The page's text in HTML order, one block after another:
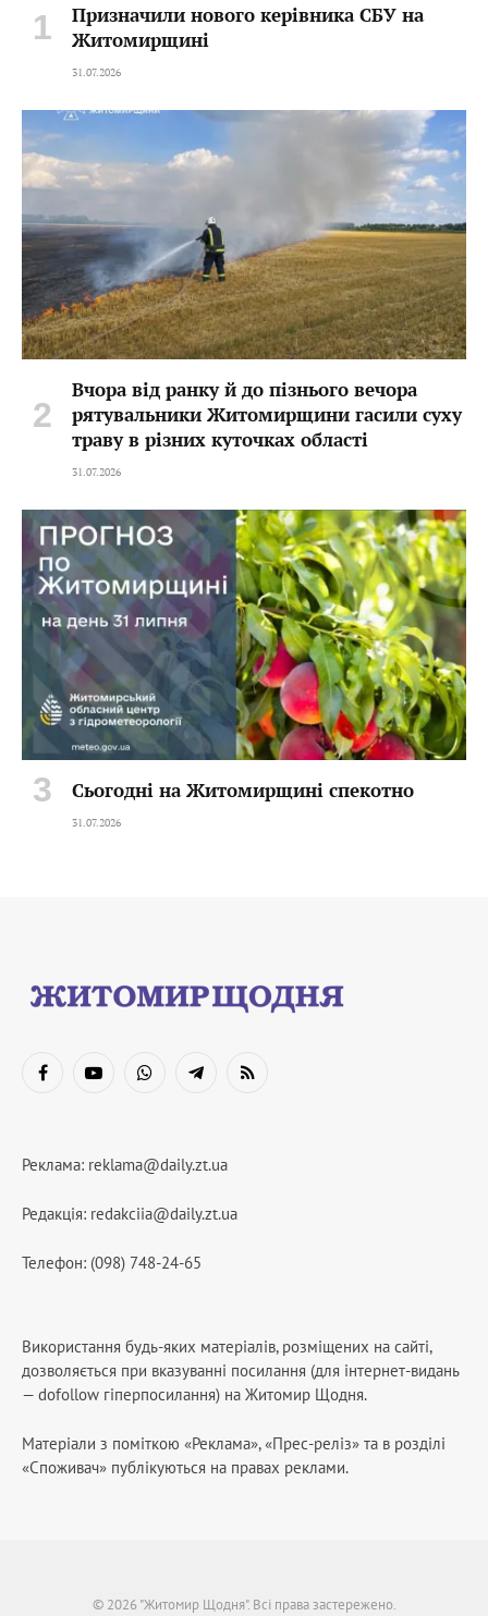
Призначили нового керівника СБУ на
Житомирщині
31.07.2026
Вчора від ранку й до пізнього вечора
рятувальники Житомирщини гасили суху
траву в різних куточках області
31.07.2026
Сьогодні на Житомирщині спекотно
31.07.2026
FacebookYouTubeWhatsAppTelegramRSS
Реклама: reklama@daily.zt.ua
Редакція: redakciia@daily.zt.ua
Телефон: (098) 748-24-65
Використання будь-яких матеріалів, розміщених на сайті,
дозволяється при вказуванні посилання (для інтернет-видань
— dofollow гіперпосилання) на Житомир Щодня.
Матеріали з поміткою «Реклама», «Прес-реліз» та в розділі
«Споживач» публікуються на правах реклами.
© 2026 "Житомир Щодня". Всі права застережено.